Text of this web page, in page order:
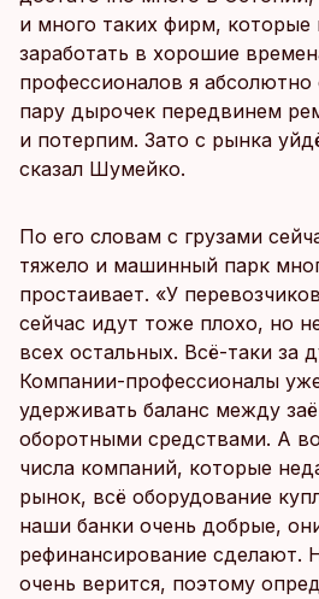
и много таких фирм, которые
заработать в хорошие
профессионалов я
пару дырочек передвинем
и потерпим. Зато с рынка
сказал Шумейко.
По его словам с грузами
тяжело и машинный парк
простаивает. «У
сейчас идут тоже плохо, но
всех остальных. Всё-таки за
Компании-профессионалы
удерживать баланс между
оборотными средствами. А
числа компаний, которые
рынок, всё оборудование
наши банки очень добрые,
рефинансирование сделают.
очень верится, поэтому